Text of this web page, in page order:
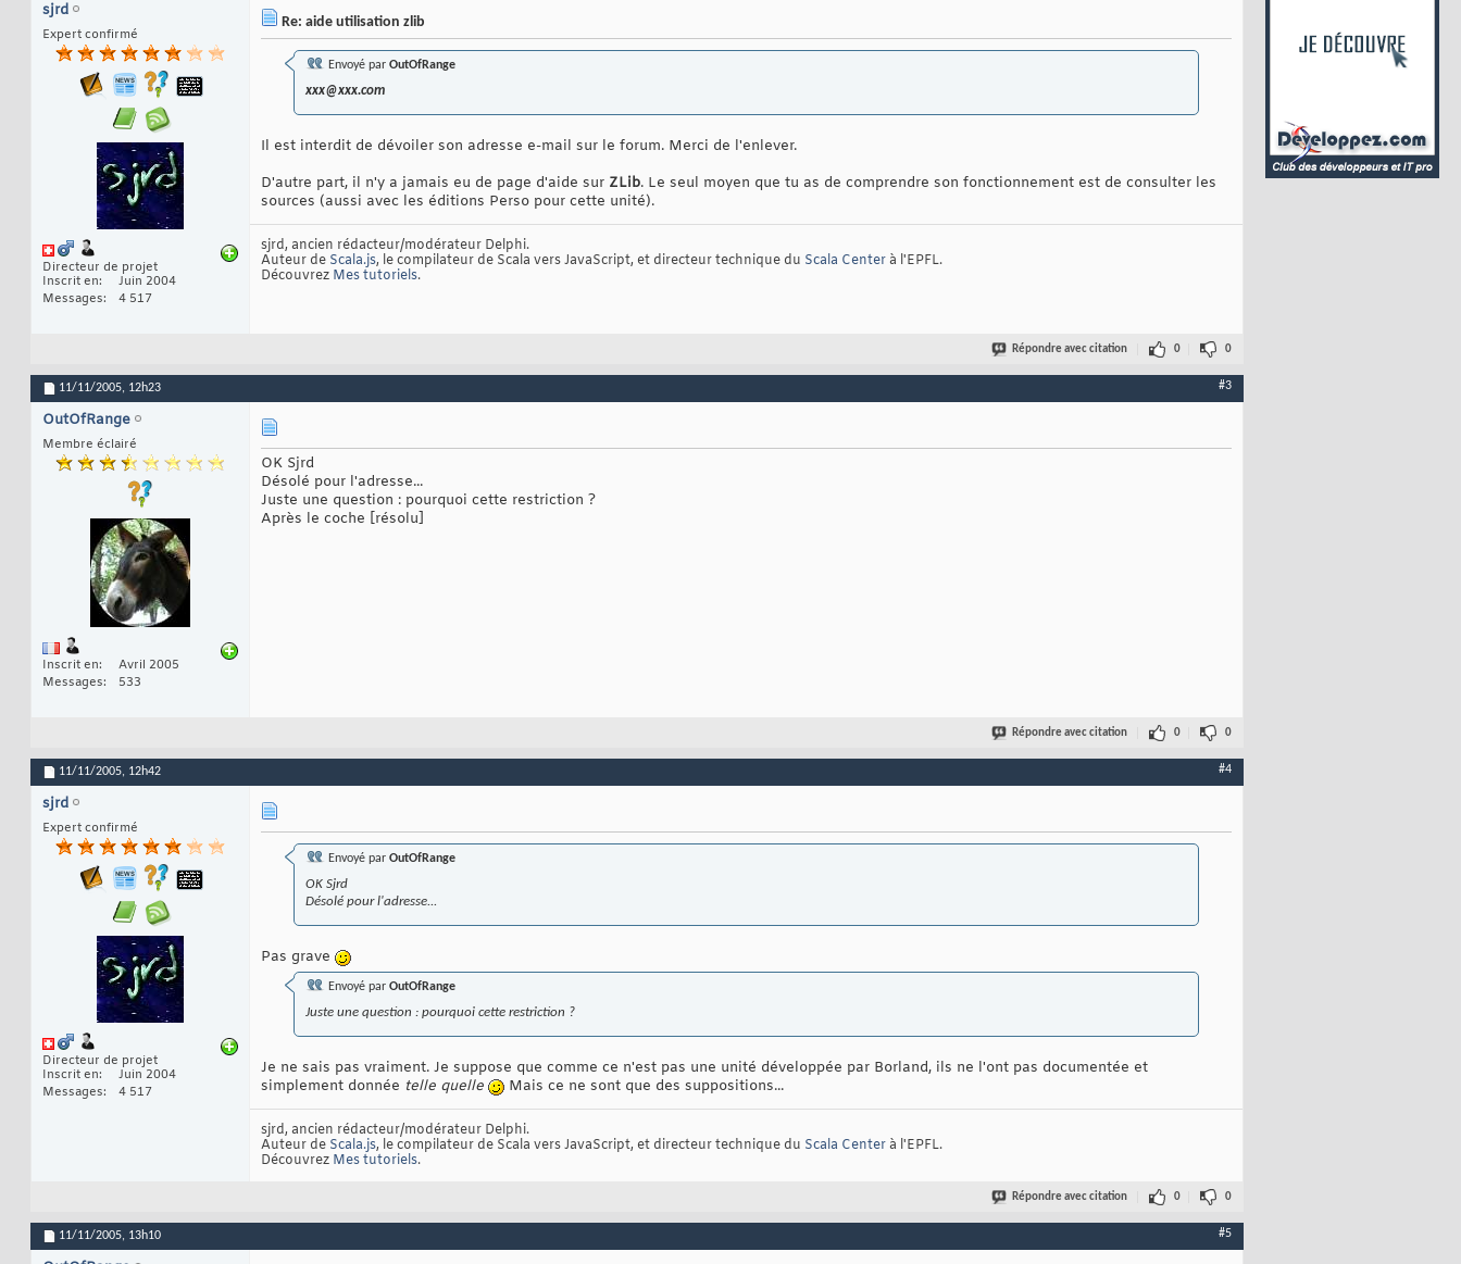
sjrd
Expert confirmé
Directeur de projet
Inscrit en
Juin 2004
Messages
4 517
Re: aide utilisation zlib
Envoyé par OutOfRange
xxx@xxx.com
Il est interdit de dévoiler son adresse e-mail sur le forum. Merci de l'enlever.
D'autre part, il n'y a jamais eu de page d'aide sur ZLib. Le seul moyen que tu as de comprendre son fonctionnement est de consulter les
sources (aussi avec les éditions Perso pour cette unité).
sjrd, ancien rédacteur/modérateur Delphi.
Auteur de Scala.js, le compilateur de Scala vers JavaScript, et directeur technique du Scala Centerà l'EPFL.
Découvrez Mes tutoriels.
Répondre avec citation 0 0
11/11/2005, 12h23 #3
OutOfRange
Membre éclairé
Inscrit en
Avril 2005
Messages
533
OK Sjrd
Désolé pour l'adresse...
Juste une question : pourquoi cette restriction ?
Après le coche [résolu]
Répondre avec citation 0 0
11/11/2005, 12h42 #4
sjrd
Expert confirmé
Directeur de projet
Inscrit en
Juin 2004
Messages
4 517
Envoyé par OutOfRange
OK Sjrd
Désolé pour l'adresse...
Pas grave
Envoyé par OutOfRange
Juste une question : pourquoi cette restriction ?
Je ne sais pas vraiment. Je suppose que comme ce n'est pas une unité développée par Borland, ils ne l'ont pas documentée et
simplement donnée telle quelle Mais ce ne sont que des suppositions...
sjrd, ancien rédacteur/modérateur Delphi.
Auteur de Scala.js, le compilateur de Scala vers JavaScript, et directeur technique du Scala Centerà l'EPFL.
Découvrez Mes tutoriels.
Répondre avec citation 0 0
11/11/2005, 13h10 #5